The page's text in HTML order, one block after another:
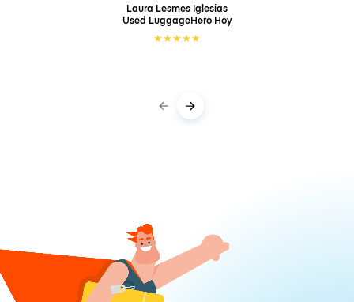
Laura Lesmes Iglesias
Used LuggageHero Hoy
★★★★★